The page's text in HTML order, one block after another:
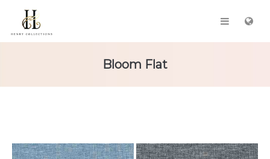
Bloom Flat